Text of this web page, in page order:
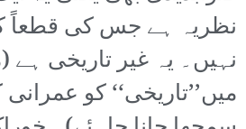
نظریہ ہے جس کی قطعاً
نہیں۔ یہ غیر تاریخی
میں’’تاریخی‘‘ کو